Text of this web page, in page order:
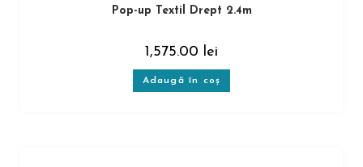
Pop-up Textil Drept 2.4m
1,575.00 lei
Adaugă în coș